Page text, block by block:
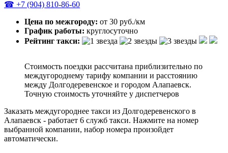
☎ +7 (904) 810-86-60
Цена по межгороду: от 30 руб./км
График работы: круглосуточно
Рейтинг такси:
Стоимость поездки рассчитана приблизительно по
междугороднему тарифу компании и расстоянию
между Долгодеревенское и городом Алапаевск.
Точную стоимость уточняйте у диспетчеров
Заказать междугороднее такси из Долгодеревенского в
Алапаевск - работает 6 служб такси. Нажмите на номер
выбранной компании, набор номера произойдет
автоматически.